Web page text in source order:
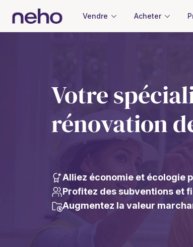
Vendre Acheter
Votre
rénovation
Alliez économie et écologie
Profitez des subventions et
Augmentez la valeur